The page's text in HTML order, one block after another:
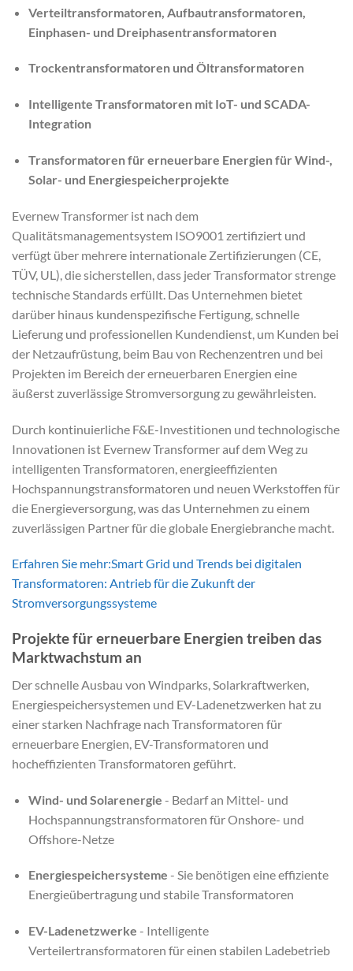
Verteiltransformatoren, Aufbautransformatoren,
Einphasen- und Dreiphasentransformatoren
Trockentransformatoren und Öltransformatoren
Intelligente Transformatoren mit IoT- und SCADA-
Integration
Transformatoren für erneuerbare Energien für Wind-,
Solar- und Energiespeicherprojekte
Evernew Transformer ist nach dem
Qualitätsmanagementsystem ISO9001 zertifiziert und
verfügt über mehrere internationale Zertifizierungen (CE,
TÜV, UL), die sicherstellen, dass jeder Transformator strenge
technische Standards erfüllt. Das Unternehmen bietet
darüber hinaus kundenspezifische Fertigung, schnelle
Lieferung und professionellen Kundendienst, um Kunden bei
der Netzaufrüstung, beim Bau von Rechenzentren und bei
Projekten im Bereich der erneuerbaren Energien eine
äußerst zuverlässige Stromversorgung zu gewährleisten.
Durch kontinuierliche F&E-Investitionen und technologische
Innovationen ist Evernew Transformer auf dem Weg zu
intelligenten Transformatoren, energieeffizienten
Hochspannungstransformatoren und neuen Werkstoffen für
die Energieversorgung, was das Unternehmen zu einem
zuverlässigen Partner für die globale Energiebranche macht.
Erfahren Sie mehr:Smart Grid und Trends bei digitalen
Transformatoren: Antrieb für die Zukunft der
Stromversorgungssysteme
Projekte für erneuerbare Energien treiben das
Marktwachstum an
Der schnelle Ausbau von Windparks, Solarkraftwerken,
Energiespeichersystemen und EV-Ladenetzwerken hat zu
einer starken Nachfrage nach Transformatoren für
erneuerbare Energien, EV-Transformatoren und
hocheffizienten Transformatoren geführt.
Wind- und Solarenergie - Bedarf an Mittel- und
Hochspannungstransformatoren für Onshore- und
Offshore-Netze
Energiespeichersysteme - Sie benötigen eine effiziente
Energieübertragung und stabile Transformatoren
EV-Ladenetzwerke - Intelligente
Verteilertransformatoren für einen stabilen Ladebetrieb